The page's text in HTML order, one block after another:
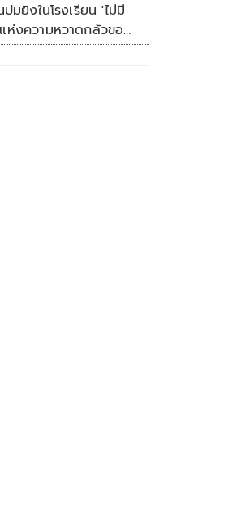
มยิงในโรงเรียน 'ไม่มี
ห่งความหวาดกลัวของ